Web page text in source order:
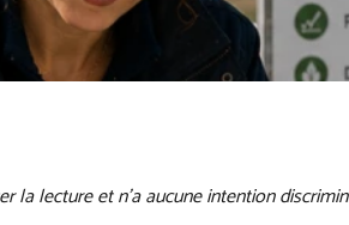
la lecture et n’a aucune intention